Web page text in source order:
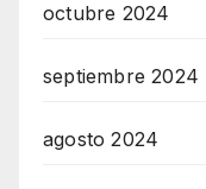
octubre 2024
septiembre 2024
agosto 2024